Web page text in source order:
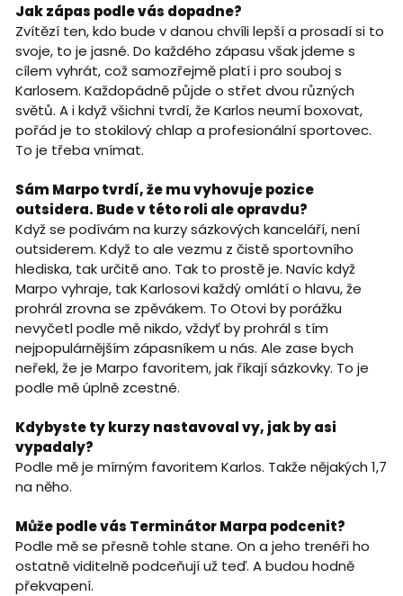
Jak zápas podle vás dopadne?
Zvítězí ten, kdo bude v danou chvíli lepší a prosadí si to
svoje, to je jasné. Do každého zápasu však jdeme s
cílem vyhrát, což samozřejmě platí i pro souboj s
Karlosem. Každopádně půjde o střet dvou různých
světů. A i když všichni tvrdí, že Karlos neumí boxovat,
pořád je to stokilový chlap a profesionální sportovec.
To je třeba vnímat.
Sám Marpo tvrdí, že mu vyhovuje pozice
outsidera. Bude v této roli ale opravdu?
Když se podívám na kurzy sázkových kanceláří, není
outsiderem. Když to ale vezmu z čistě sportovního
hlediska, tak určitě ano. Tak to prostě je. Navíc když
Marpo vyhraje, tak Karlosovi každý omlátí o hlavu, že
prohrál zrovna se zpěvákem. To Otovi by porážku
nevyčetl podle mě nikdo, vždyť by prohrál s tím
nejpopulárnějším zápasníkem u nás. Ale zase bych
neřekl, že je Marpo favoritem, jak říkají sázkovky. To je
podle mě úplně zcestné.
Kdybyste ty kurzy nastavoval vy, jak by asi
vypadaly?
Podle mě je mírným favoritem Karlos. Takže nějakých 1,7
na něho.
Může podle vás Terminátor Marpa podcenit?
Podle mě se přesně tohle stane. On a jeho trenéři ho
ostatně viditelně podceňují už teď. A budou hodně
překvapení.